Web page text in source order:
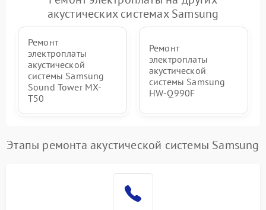
Поломка системы защиты
от перенапряжения
1000 ₽ Подробнее →
акустических системах Samsung
Ремонт
электроплаты
акустической
системы Samsung
Sound Tower MX-
T50
Ремонт
электроплаты
акустической
системы Samsung
HW-Q990F
Этапы ремонта акустической системы Samsung